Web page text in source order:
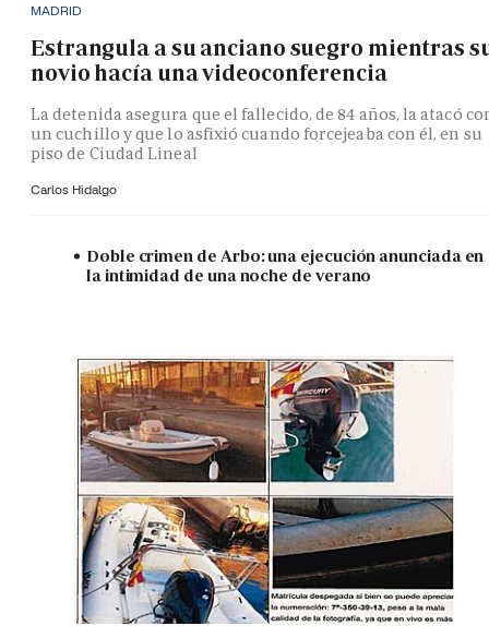
MADRID
Estrangula a su anciano suegro mientras
novio hacía una videoconferencia
La detenida asegura que el fallecido, de 84 años, la atacó
un cuchillo y que lo asfixió cuando forcejeaba con él, en su
piso de Ciudad Lineal
Carlos Hidalgo
Doble crimen de Arbo: una ejecución anunciada en
la intimidad de una noche de verano